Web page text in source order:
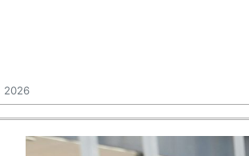
2026